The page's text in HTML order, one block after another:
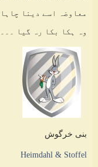
معاوضہ اسے دینا
وہ ہکا بکا رہ گیا
بنی خرگوش
Heimdahl & Stoffel